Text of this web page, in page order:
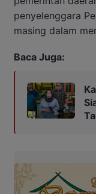
penyelenggara
masing dalam
Baca Juga: